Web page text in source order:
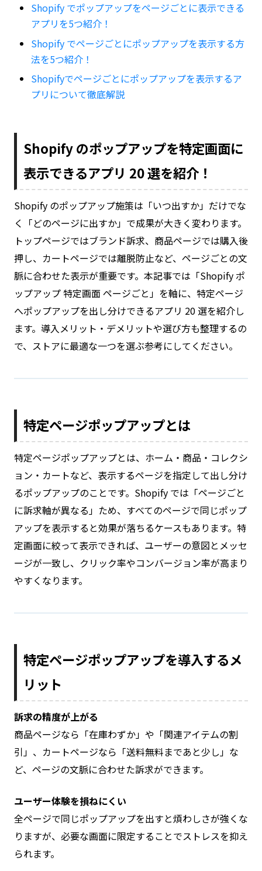
Shopify でポップアップをページごとに表示できる
アプリを5つ紹介！
Shopify でページごとにポップアップを表示する方
法を5つ紹介！
Shopifyでページごとにポップアップを表示するア
プリについて徹底解説
Shopify のポップアップを特定画面に
表示できるアプリ 20 選を紹介！
Shopify のポップアップ施策は「いつ出すか」だけでな
く「どのページに出すか」で成果が大きく変わります。
トップページではブランド訴求、商品ページでは購入後
押し、カートページでは離脱防止など、ページごとの文
脈に合わせた表示が重要です。本記事では「Shopify ポ
ップアップ 特定画面 ページごと」を軸に、特定ページ
へポップアップを出し分けできるアプリ 20 選を紹介し
ます。導入メリット・デメリットや選び方も整理するの
で、ストアに最適な一つを選ぶ参考にしてください。
特定ページポップアップとは
特定ページポップアップとは、ホーム・商品・コレクシ
ョン・カートなど、表示するページを指定して出し分け
るポップアップのことです。Shopify では「ページごと
に訴求軸が異なる」ため、すべてのページで同じポップ
アップを表示すると効果が落ちるケースもあります。特
定画面に絞って表示できれば、ユーザーの意図とメッセ
ージが一致し、クリック率やコンバージョン率が高まり
やすくなります。
特定ページポップアップを導入するメ
リット
訴求の精度が上がる
商品ページなら「在庫わずか」や「関連アイテムの割
引」、カートページなら「送料無料まであと少し」な
ど、ページの文脈に合わせた訴求ができます。
ユーザー体験を損ねにくい
全ページで同じポップアップを出すと煩わしさが強くな
りますが、必要な画面に限定することでストレスを抑え
られます。